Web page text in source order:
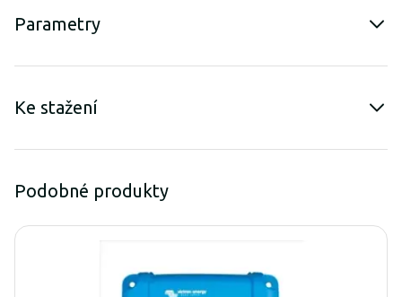
Parametry
Ke stažení
Podobné produkty